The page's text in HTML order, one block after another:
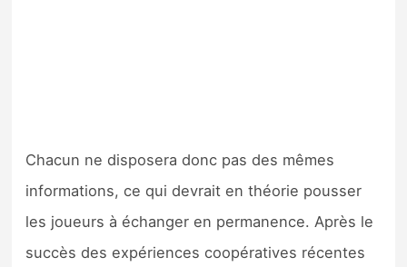
Chacun ne disposera donc pas des mêmes
informations, ce qui devrait en théorie pousser
les joueurs à échanger en permanence. Après le
succès des expériences coopératives récentes